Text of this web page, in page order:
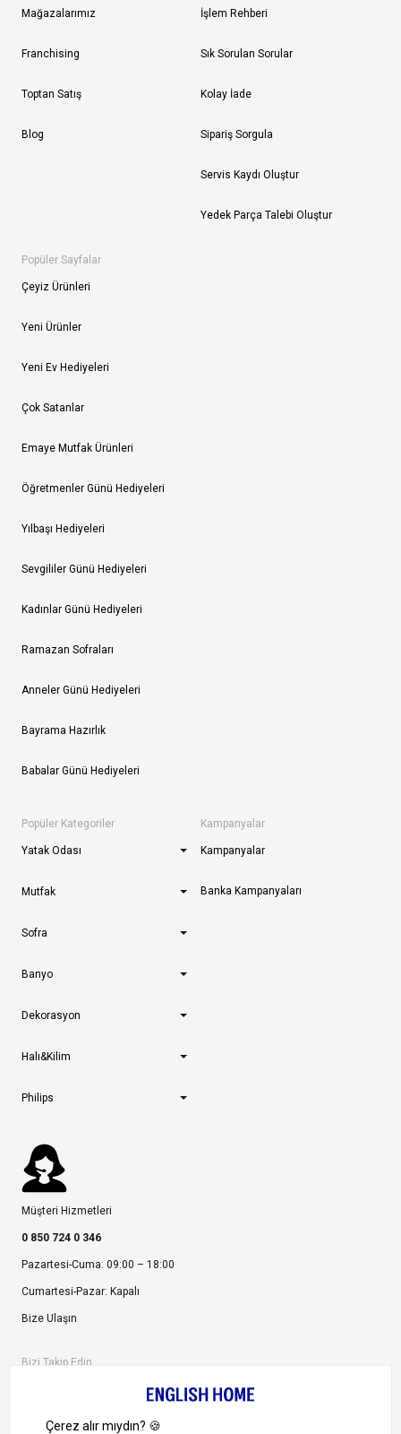
Mağazalarımız
Franchising
Toptan Satış
Blog
İşlem Rehberi
Sık Sorulan Sorular
Kolay İade
Sipariş Sorgula
Servis Kaydı Oluştur
Yedek Parça Talebi Oluştur
Popüler Sayfalar
Çeyiz Ürünleri
Yeni Ürünler
Yeni Ev Hediyeleri
Çok Satanlar
Emaye Mutfak Ürünleri
Öğretmenler Günü Hediyeleri
Yılbaşı Hediyeleri
Sevgililer Günü Hediyeleri
Kadınlar Günü Hediyeleri
Ramazan Sofraları
Anneler Günü Hediyeleri
Bayrama Hazırlık
Babalar Günü Hediyeleri
Popüler Kategoriler
Yatak Odası
Mutfak
Sofra
Banyo
Dekorasyon
Halı&Kilim
Philips
Kampanyalar
Kampanyalar
Banka Kampanyaları
Müşteri Hizmetleri
0 850 724 0 346
Pazartesi-Cuma: 09:00 – 18:00
Cumartesi-Pazar: Kapalı
Bize Ulaşın
Bizi Takip Edin